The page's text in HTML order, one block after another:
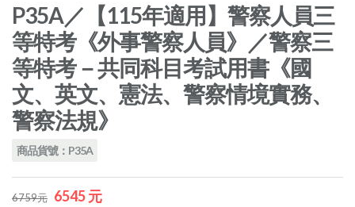
P35A／【115年適用】警察人員三
等特考《外事警察人員》／警察三
等特考－共同科目考試用書《國
文、英文、憲法、警察情境實務、
警察法規》
商品貨號：P35A
6759元 6545 元